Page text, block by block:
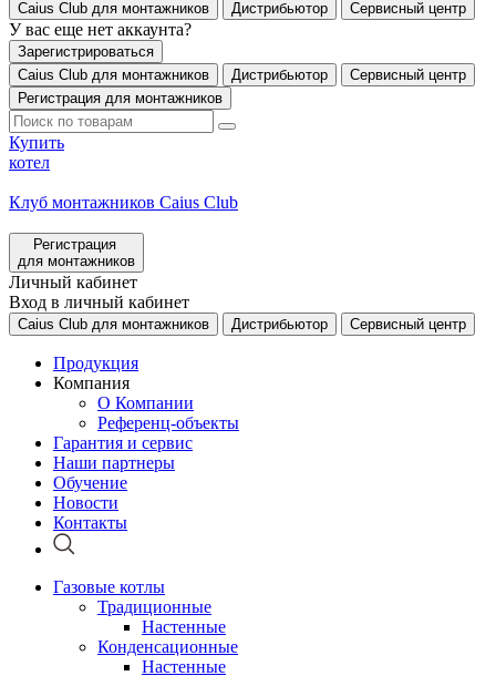
Caius Club для монтажников Дистрибьютор Сервисный центр
У вас еще нет аккаунта?
Зарегистрироваться
Caius Club для монтажников
Дистрибьютор
Сервисный центр
Регистрация для монтажников
Купить
котел
Клуб монтажников Caius Club
Регистрация
для монтажников
Личный кабинет
Вход в личный кабинет
Caius Club для монтажников Дистрибьютор Сервисный центр
Продукция
Компания
О Компании
Референц-объекты
Гарантия и сервис
Наши партнеры
Обучение
Новости
Контакты
Газовые котлы
Традиционные
Настенные
Конденсационные
Настенные